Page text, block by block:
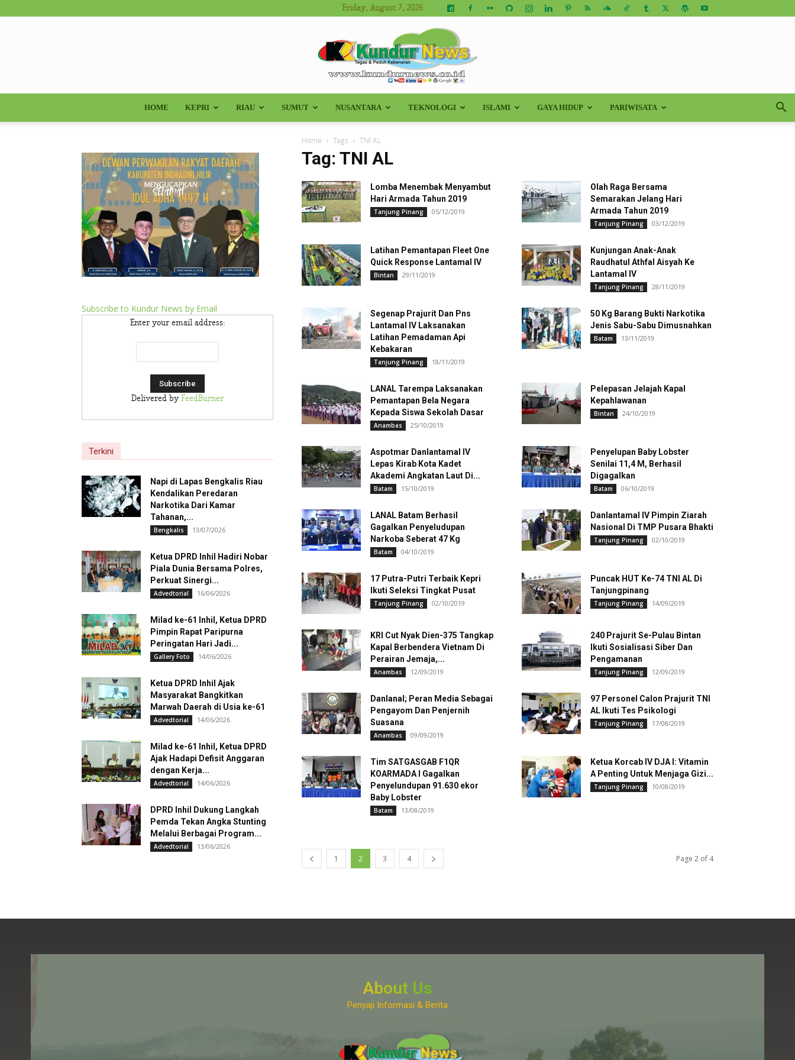
Friday, August 7, 2026
Kundur
News
HOME KEPRI RIAU SUMUT NUSANTARA TEKNOLOGI ISLAMI GAYA HIDUP PARIWISATA
Home Tags TNI AL
Tag: TNI AL
Lomba Menembak Menyambut
Hari Armada Tahun 2019
Tanjung Pinang 05/12/2019
Olah Raga Bersama
Semarakan Jelang Hari
Armada Tahun 2019
Tanjung Pinang 03/12/2019
Latihan Pemantapan Fleet One
Quick Response Lantamal IV
Bintan 29/11/2019
Kunjungan Anak-Anak
Raudhatul Athfal Aisyah Ke
Lantamal IV
Tanjung Pinang 28/11/2019
Segenap Prajurit Dan Pns
Lantamal IV Laksanakan
Latihan Pemadaman Api
Kebakaran
Tanjung Pinang 18/11/2019
50 Kg Barang Bukti Narkotika
Jenis Sabu-Sabu Dimusnahkan
Batam 13/11/2019
LANAL Tarempa Laksanakan
Pemantapan Bela Negara
Kepada Siswa Sekolah Dasar
Anambas 25/10/2019
Pelepasan Jelajah Kapal
Kepahlawanan
Bintan 24/10/2019
Aspotmar Danlantamal IV
Lepas Kirab Kota Kadet
Akademi Angkatan Laut Di...
Batam 15/10/2019
Penyelupan Baby Lobster
Senilai 11,4 M, Berhasil
Digagalkan
Batam 06/10/2019
LANAL Batam Berhasil
Gagalkan Penyeludupan
Narkoba Seberat 47 Kg
Batam 04/10/2019
Danlantamal IV Pimpin Ziarah
Nasional Di TMP Pusara Bhakti
Tanjung Pinang 02/10/2019
17 Putra-Putri Terbaik Kepri
Ikuti Seleksi Tingkat Pusat
Tanjung Pinang 02/10/2019
Puncak HUT Ke-74 TNI AL Di
Tanjungpinang
Tanjung Pinang 14/09/2019
KRI Cut Nyak Dien-375 Tangkap
Kapal Berbendera Vietnam Di
Perairan Jemaja,...
Anambas 12/09/2019
240 Prajurit Se-Pulau Bintan
Ikuti Sosialisasi Siber Dan
Pengamanan
Tanjung Pinang 12/09/2019
Danlanal; Peran Media Sebagai
Pengayom Dan Penjernih
Suasana
Anambas 09/09/2019
97 Personel Calon Prajurit TNI
AL Ikuti Tes Psikologi
Tanjung Pinang 17/08/2019
Tim SATGASGAB F1QR
KOARMADA I Gagalkan
Penyelundupan 91.630 ekor
Baby Lobster
Batam 13/08/2019
Ketua Korcab IV DJA I: Vitamin
A Penting Untuk Menjaga Gizi...
Tanjung Pinang 10/08/2019
1 2 3 4 Page 2 of 4
Subscribe to Kundur News by Email
Enter your email address:
Delivered by FeedBurner
Terkini
Napi di Lapas Bengkalis Riau
Kendalikan Peredaran
Narkotika Dari Kamar
Tahanan,...
Bengkalis 13/07/2026
Ketua DPRD Inhil Hadiri Nobar
Piala Dunia Bersama Polres,
Perkuat Sinergi...
Advedtorial 16/06/2026
Milad ke-61 Inhil, Ketua DPRD
Pimpin Rapat Paripurna
Peringatan Hari Jadi...
Gallery Foto 14/06/2026
Ketua DPRD Inhil Ajak
Masyarakat Bangkitkan
Marwah Daerah di Usia ke-61
Advedtorial 14/06/2026
Milad ke-61 Inhil, Ketua DPRD
Ajak Hadapi Defisit Anggaran
dengan Kerja...
Advedtorial 14/06/2026
DPRD Inhil Dukung Langkah
Pemda Tekan Angka Stunting
Melalui Berbagai Program...
Advedtorial 13/06/2026
About Us
Penyaji Informasi & Berita